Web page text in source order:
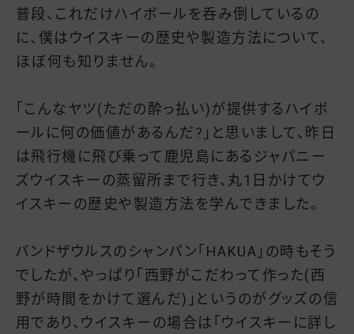
普段、これだけハイボールを呑み倒しているの
に、僕はウイスキーの歴史や製造方法について、
ほぼ何も知りません。
「こんなヤツ(ただの酔っ払い)が提供するハイボ
ールに何の価値があるんだ?」と思いまして、昨日
は飛行機に飛び乗って鹿児島にあるジャパニー
ズウイスキーの蒸留所まで行き、丸1日かけてウ
イスキーの歴史や製造方法を学んできました。
バンドザウルスのシャンパン「HAKUA」の時もそう
でしたが、やっぱり「西野がこだわって作った(西
野が時間をかけて選んだ)」というのがグッズの信
用であり、ウイスキーの場合は「ウイスキーに詳し